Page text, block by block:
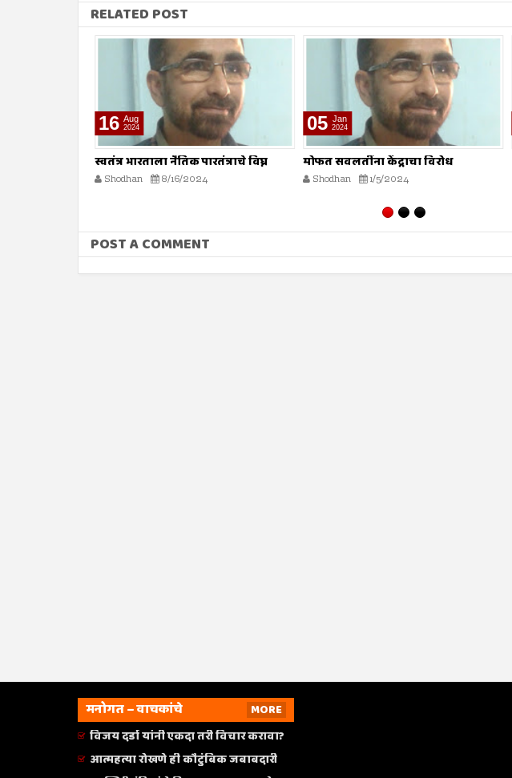
RELATED POST
05 Jan
2024
मोफत सवलतींना केंद्राचा विरोध
Shodhan 1/5/2024
19 Jan
2024
आमदार अपात्रता निर्णय आता सुप्रीम
कोर्टात
POST A COMMENT
मनोगत – वाचकांचे
MORE
विजय दर्डा यांनी एकदा तरी विचार करावा?
आत्महत्या रोखणे ही कौटुंबिक जबाबदारी